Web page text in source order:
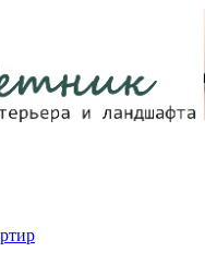
и обустройство дома.